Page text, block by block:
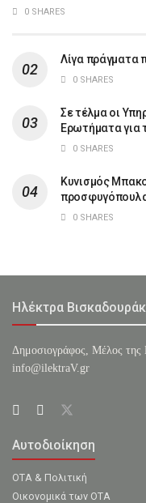
0 SHARES
Λίγα πράγματα
0 SHARES
Σε τέλμα οι
Ερωτήματα για
0 SHARES
Κυνισμός
0 SHARES
Ηλέκτρα
Δημοσιογράφος, Μέλος
info@ilektraV.gr
Αυτοδιοίκηση
ΟΤΑ & Πολιτική
Οικονομικά των ΟΤΑ